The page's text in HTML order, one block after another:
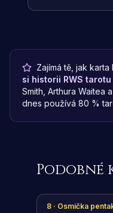
Zajímá tě, jak
si historii RWS
Smith, Arthura Waitea
dnes používá 80 %
8· Osmička